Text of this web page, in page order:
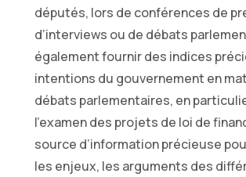
députés, lors de conférences de
d’interviews ou de débats
également fournir des indices
intentions du gouvernement en
débats parlementaires, en
l’examen des projets de loi de
source d’information précieuse
les enjeux, les arguments des